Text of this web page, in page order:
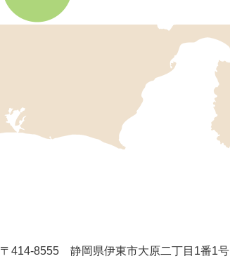
を
記
県
所
〒414-8555 静岡県伊東市大原二丁目1番1号